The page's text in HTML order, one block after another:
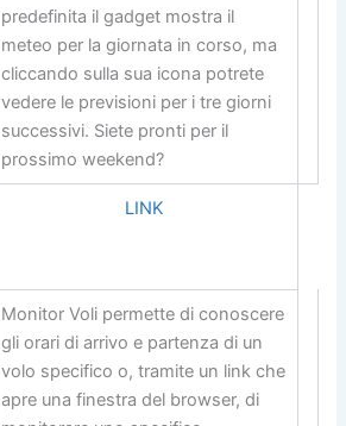
predefinita il gadget mostra il
meteo per la giornata in corso, ma
cliccando sulla sua icona potrete
vedere le previsioni per i tre giorni
successivi. Siete pronti per il
prossimo weekend?
LINK
Monitor Voli permette di conoscere
gli orari di arrivo e partenza di un
volo specifico o, tramite un link che
apre una finestra del browser, di